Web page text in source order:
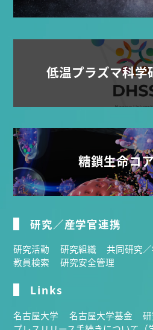
低温プラズマ科学
糖鎖生命コ
研究／産学官連携
研究活動 研究組織
共同研究
教員検索
研究安全管理
Links
名古屋大学 名古屋大学基金